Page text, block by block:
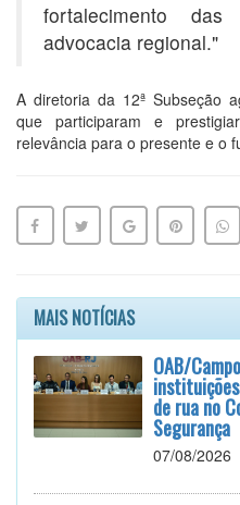
fortalecimento
advocacia regional."
A diretoria da 12ª Subseção
que participaram e
relevância para o presente e o
MAIS NOTÍCIAS
OAB/
de rua no
Segurança
07/08/2026